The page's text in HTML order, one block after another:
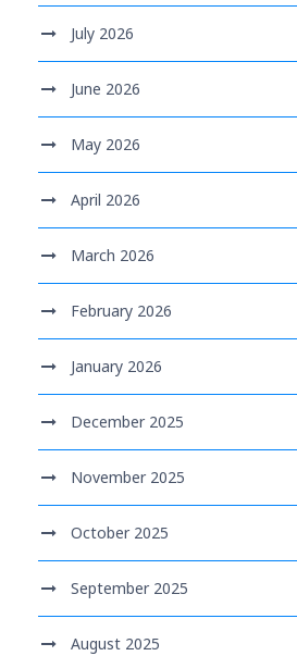
July 2026
June 2026
May 2026
April 2026
March 2026
February 2026
January 2026
December 2025
November 2025
October 2025
September 2025
August 2025